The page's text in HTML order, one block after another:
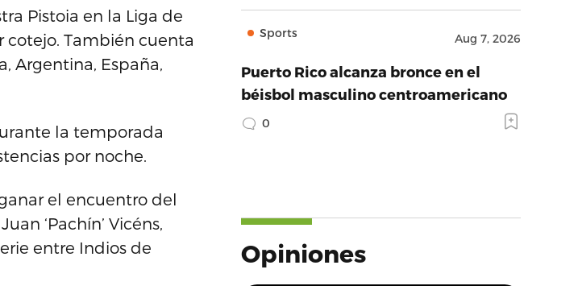
Pistoia en la Liga de
cotejo. También cuenta
Argentina, España,
la temporada
por noche.
el encuentro del
‘Pachín’ Vicéns,
entre Indios de
Sports Aug 7, 2026
Puerto Rico alcanza bronce en el
béisbol masculino centroamericano
0
Opiniones